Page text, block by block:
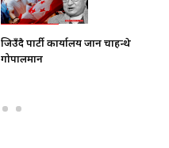
जिउँदै पार्टी कार्यालय जान चाहन्थे
गोपालमान